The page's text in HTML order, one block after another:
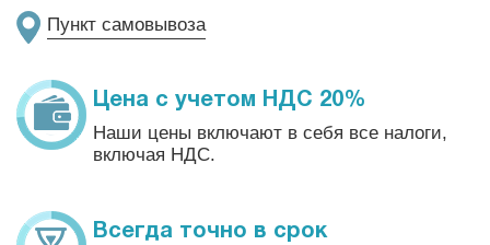
Пункт самовывоза
Цена с учетом НДС 20%
Наши цены включают в себя все налоги,
включая НДС.
Всегда точно в срок